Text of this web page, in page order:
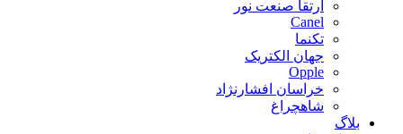
ارتقا صنعت نور
Canel
تکنما
جهان الکتریک
Opple
خراسان افشارنژاد
شاهچراغ
بلاگ